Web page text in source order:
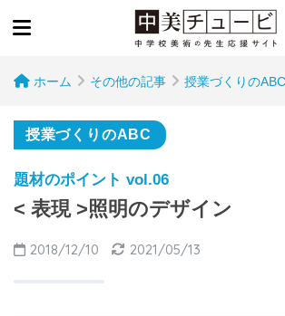
ホーム その他の記事 授業づくりのABC
授業づくりのABC
題材のポイント vol.06
< 表現 >照明のデザイン
2018/12/10 2021/05/13